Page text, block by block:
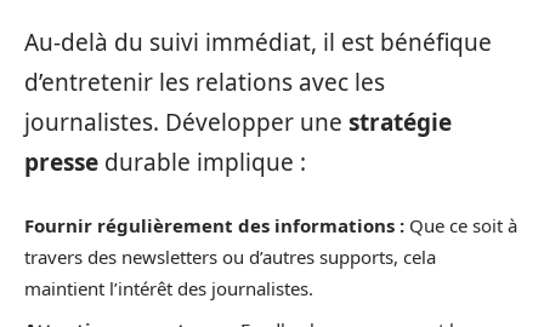
Au-delà du suivi immédiat, il est bénéfique
d’entretenir les relations avec les
journalistes. Développer une stratégie
presse durable implique :
Fournir régulièrement des informations : Que ce soit à
travers des newsletters ou d’autres supports, cela
maintient l’intérêt des journalistes.